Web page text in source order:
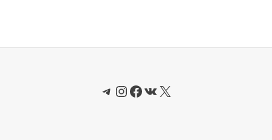
Telegram
Instagram
Facebook
ВКонтакте
X